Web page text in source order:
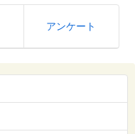
アンケート